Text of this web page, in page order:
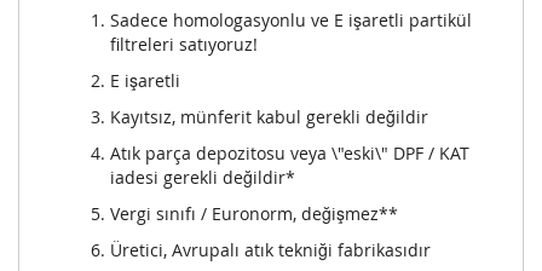
Sadece homologasyonlu ve E işaretli partikül
filtreleri satıyoruz!
E işaretli
Kayıtsız, münferit kabul gerekli değildir
Atık parça depozitosu veya \"eski\" DPF / KAT
iadesi gerekli değildir*
Vergi sınıfı / Euronorm, değişmez**
Üretici, Avrupalı atık tekniği fabrikasıdır